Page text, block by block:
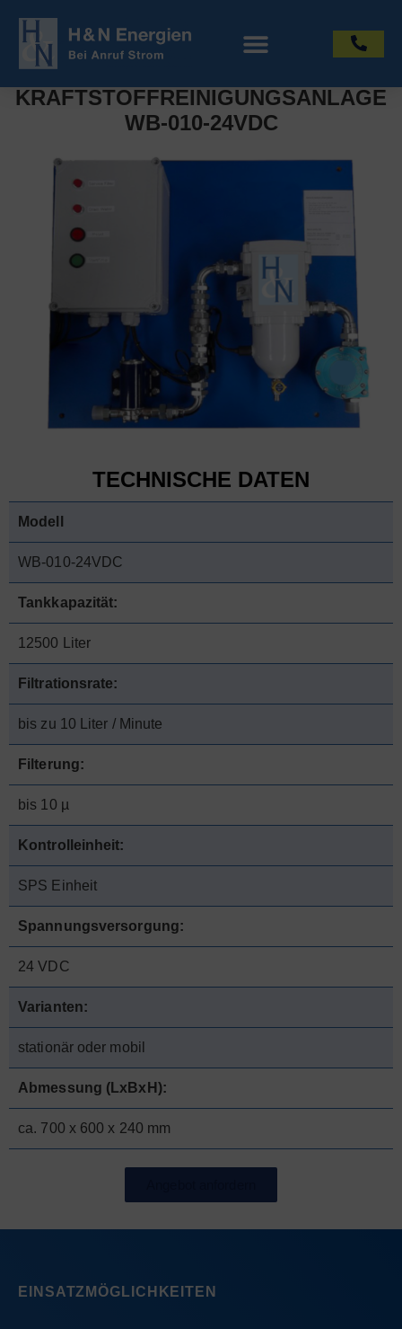
KRAFTSTOFFREINIGUNGSANLAGE
WB-010-24VDC
TECHNISCHE DATEN
Modell
WB-010-24VDC
Tankkapazität:
12500 Liter
Filtrationsrate:
bis zu 10 Liter / Minute
Filterung:
bis 10 µ
Kontrolleinheit:
SPS Einheit
Spannungsversorgung:
24 VDC
Varianten:
stationär oder mobil
Abmessung (LxBxH):
ca. 700 x 600 x 240 mm
EINSATZMÖGLICHKEITEN